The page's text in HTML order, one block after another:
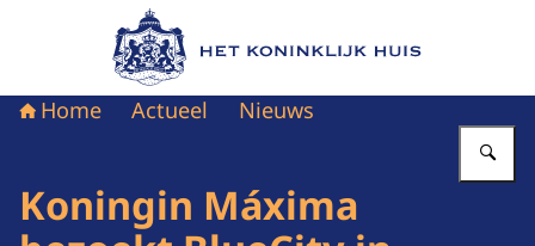
Naar de homepage van Het Koninklijk Huis
Home Actueel Nieuws
Koningin Máxima